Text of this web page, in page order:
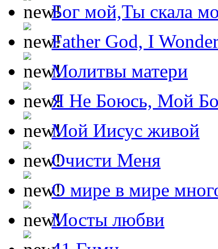
Бог мой,Ты скала
Father God, I
Молитвы матери
Я Не Боюсь, Мой
Мой Иисус живой
Очисти Меня
О мире в мире
Мосты любви